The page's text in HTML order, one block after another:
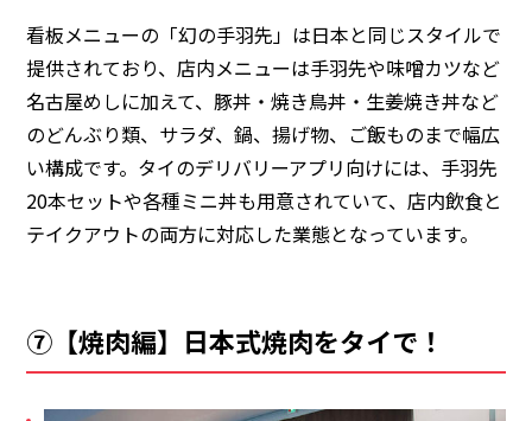
看板メニューの「幻の手羽先」は日本と同じスタイルで
提供されており、店内メニューは手羽先や味噌カツなど
名古屋めしに加えて、豚丼・焼き鳥丼・生姜焼き丼など
のどんぶり類、サラダ、鍋、揚げ物、ご飯ものまで幅広
い構成です。タイのデリバリーアプリ向けには、手羽先
20本セットや各種ミニ丼も用意されていて、店内飲食と
テイクアウトの両方に対応した業態となっています。
⑦【焼肉編】日本式焼肉をタイで！